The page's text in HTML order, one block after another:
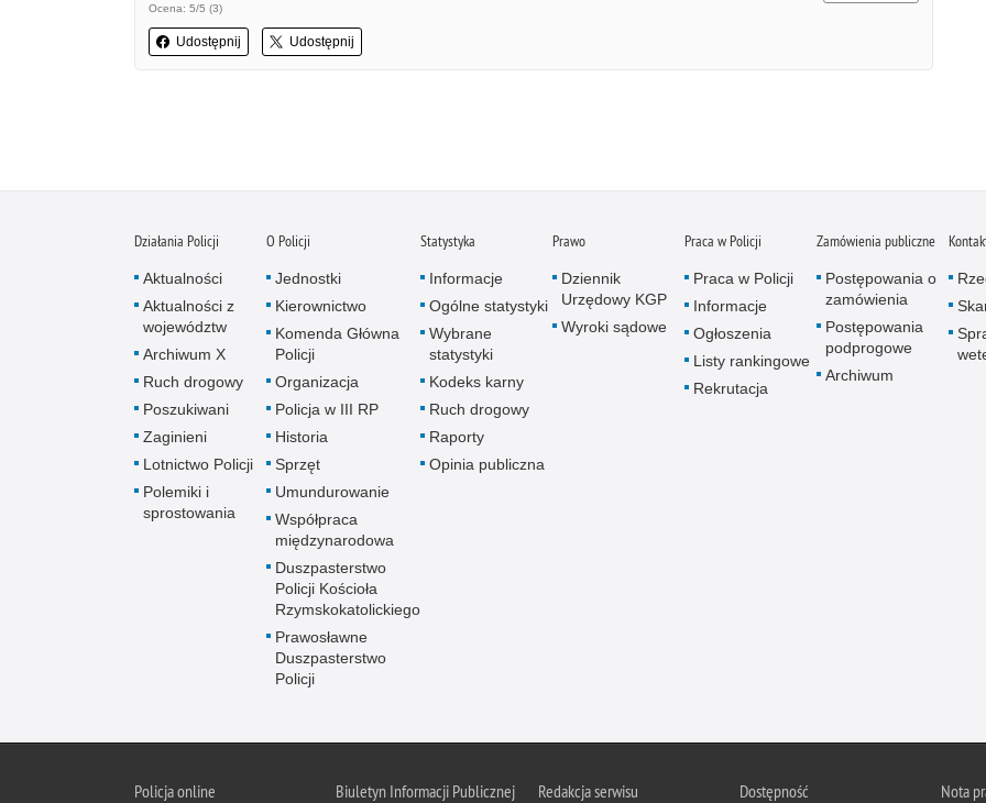
Ocena: 5/5 (3)
Udostępnij Udostępnij
Działania Policji
Aktualności
Aktualności z
województw
Archiwum X
Ruch drogowy
Poszukiwani
Zaginieni
Lotnictwo Policji
Polemiki i
sprostowania
O Policji
Jednostki
Kierownictwo
Komenda Główna
Policji
Organizacja
Policja w III RP
Historia
Sprzęt
Umundurowanie
Współpraca
międzynarodowa
Duszpasterstwo
Policji Kościoła
Rzymskokatolickiego
Prawosławne
Duszpasterstwo
Policji
Statystyka
Informacje
Ogólne statystyki
Wybrane
statystyki
Kodeks karny
Ruch drogowy
Raporty
Opinia publiczna
Prawo
Dziennik
Urzędowy KGP
Wyroki sądowe
Praca w Policji
Praca w Policji
Informacje
Ogłoszenia
Listy rankingowe
Rekrutacja
Zamówienia publiczne
Postępowania o
zamówienia
Postępowania
podprogowe
Archiwum
Policjaonline Biuletyn Informacji Publicznej Redakcja serwisu Dostępność Nota